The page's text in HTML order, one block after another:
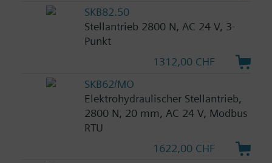
SKB82.50
Stellantrieb 2800 N, AC 24 V, 3-
Punkt
1312,00 CHF
SKB62/MO
Elektrohydraulischer Stellantrieb,
2800 N, 20 mm, AC 24 V, Modbus
RTU
1622,00 CHF